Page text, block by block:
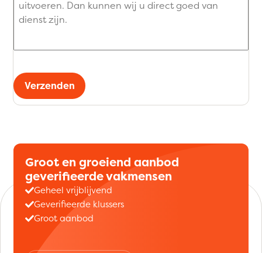
Verzenden
Groot en groeiend aanbod
geverifieerde vakmensen
Geheel vrijblijvend
Geverifieerde klussers
Groot aanbod